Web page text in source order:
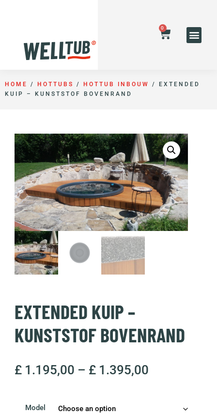
0
HOME / HOTTUBS / HOTTUB INBOUW
/ EXTENDED
KUIP – KUNSTSTOF BOVENRAND
EXTENDED KUIP –
KUNSTSTOF BOVENRAND
£ 1.195,00 – £ 1.395,00
Model